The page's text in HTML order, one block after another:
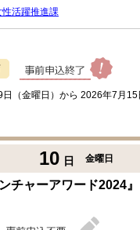
活躍推進課
（金曜日）から 2026年7月15
10 日 金曜日
チャーアワード2024